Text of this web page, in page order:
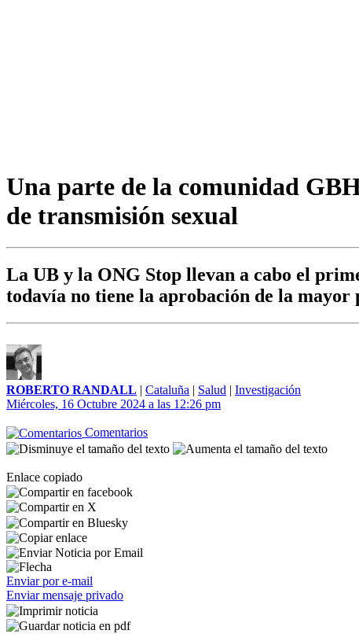
Una parte de la comunidad
de transmisión sexual
La UB y la ONG Stop llevan a cabo el
todavía no tiene la aprobación de la mayor
ROBERTO RANDALL | Cataluña | Salud | Investigación
Miércoles, 16 Octubre 2024 a las 12:26 pm
Comentarios
Enlace copiado
Enviar por e-mail
Enviar mensaje privado